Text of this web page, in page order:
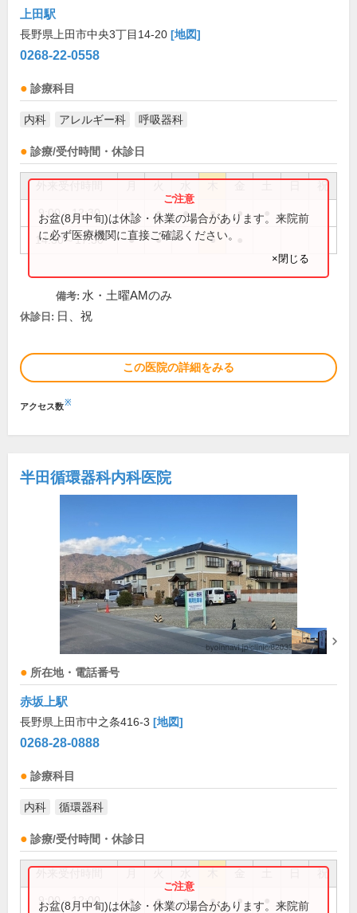
上田駅
長野県上田市中央3丁目14-20 [地図]
0268-22-0558
診療科目
内科 アレルギー科 呼吸器科
診療/受付時間・休診日
祝
9:00～12:30 ● ● ● ● ●
14:30～17:30 ● ● ●
お盆(8月中旬)は休診・休業の場合があります。来院前
に必ず医療機関に直接ご確認ください。
×閉じる
備考: 水・土曜AMのみ
休診日: 日、祝
この医院の詳細をみる
アクセス数※
半田循環器科内科医院
所在地・電話番号
赤坂上駅
長野県上田市中之条416-3 [地図]
0268-28-0888
診療科目
内科 循環器科
診療/受付時間・休診日
祝
9:00～12:00 ● ● ● ● ●
お盆(8月中旬)は休診・休業の場合があります。来院前